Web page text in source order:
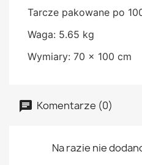
Tarcze pakowane po
Waga: 5.65 kg
Wymiary: 70 x 100 cm
Komentarze (0)
Na razie nie